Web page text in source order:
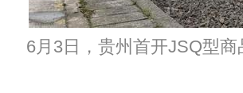
6月3日，贵州首开JSQ型商